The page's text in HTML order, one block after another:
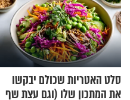
סלט האטריות שכולם יבקשו
את המתכון שלו (וגם עצת שף